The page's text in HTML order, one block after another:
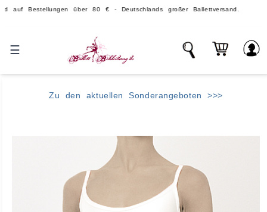
über 80 € - Deutschlands großer Ballettversand.
☰
Zu den aktuellen Sonderangeboten >>>